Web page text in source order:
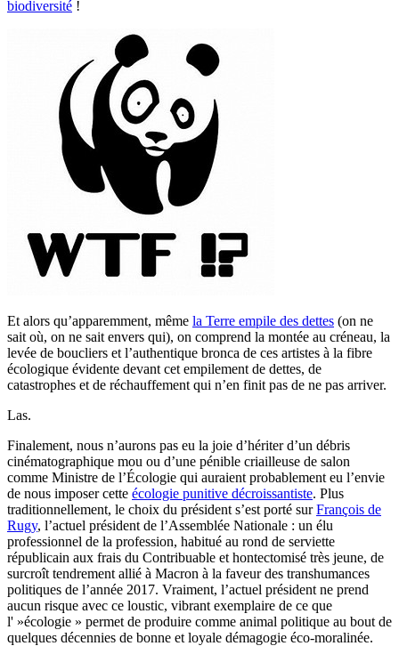
biodiversité !
Et alors qu’apparemment, même la Terre empile des dettes (on ne
sait où, on ne sait envers qui), on comprend la montée au créneau, la
levée de boucliers et l’authentique bronca de ces artistes à la fibre
écologique évidente devant cet empilement de dettes, de
catastrophes et de réchauffement qui n’en finit pas de ne pas arriver.
Las.
Finalement, nous n’aurons pas eu la joie d’hériter d’un débris
cinématographique mou ou d’une pénible criailleuse de salon
comme Ministre de l’Écologie qui auraient probablement eu l’envie
de nous imposer cette écologie punitive décroissantiste. Plus
traditionnellement, le choix du président s’est porté surFrançois de
Rugy, l’actuel président de l’Assemblée Nationale : un élu
professionnel de la profession, habitué au rond de serviette
républicain aux frais du Contribuable et hontectomisé très jeune, de
surcroît tendrement allié à Macron à la faveur des transhumances
politiques de l’année 2017. Vraiment, l’actuel président ne prend
aucun risque avec ce loustic, vibrant exemplaire de ce que
l' »écologie » permet de produire comme animal politique au bout de
quelques décennies de bonne et loyale démagogie éco-moralinée.